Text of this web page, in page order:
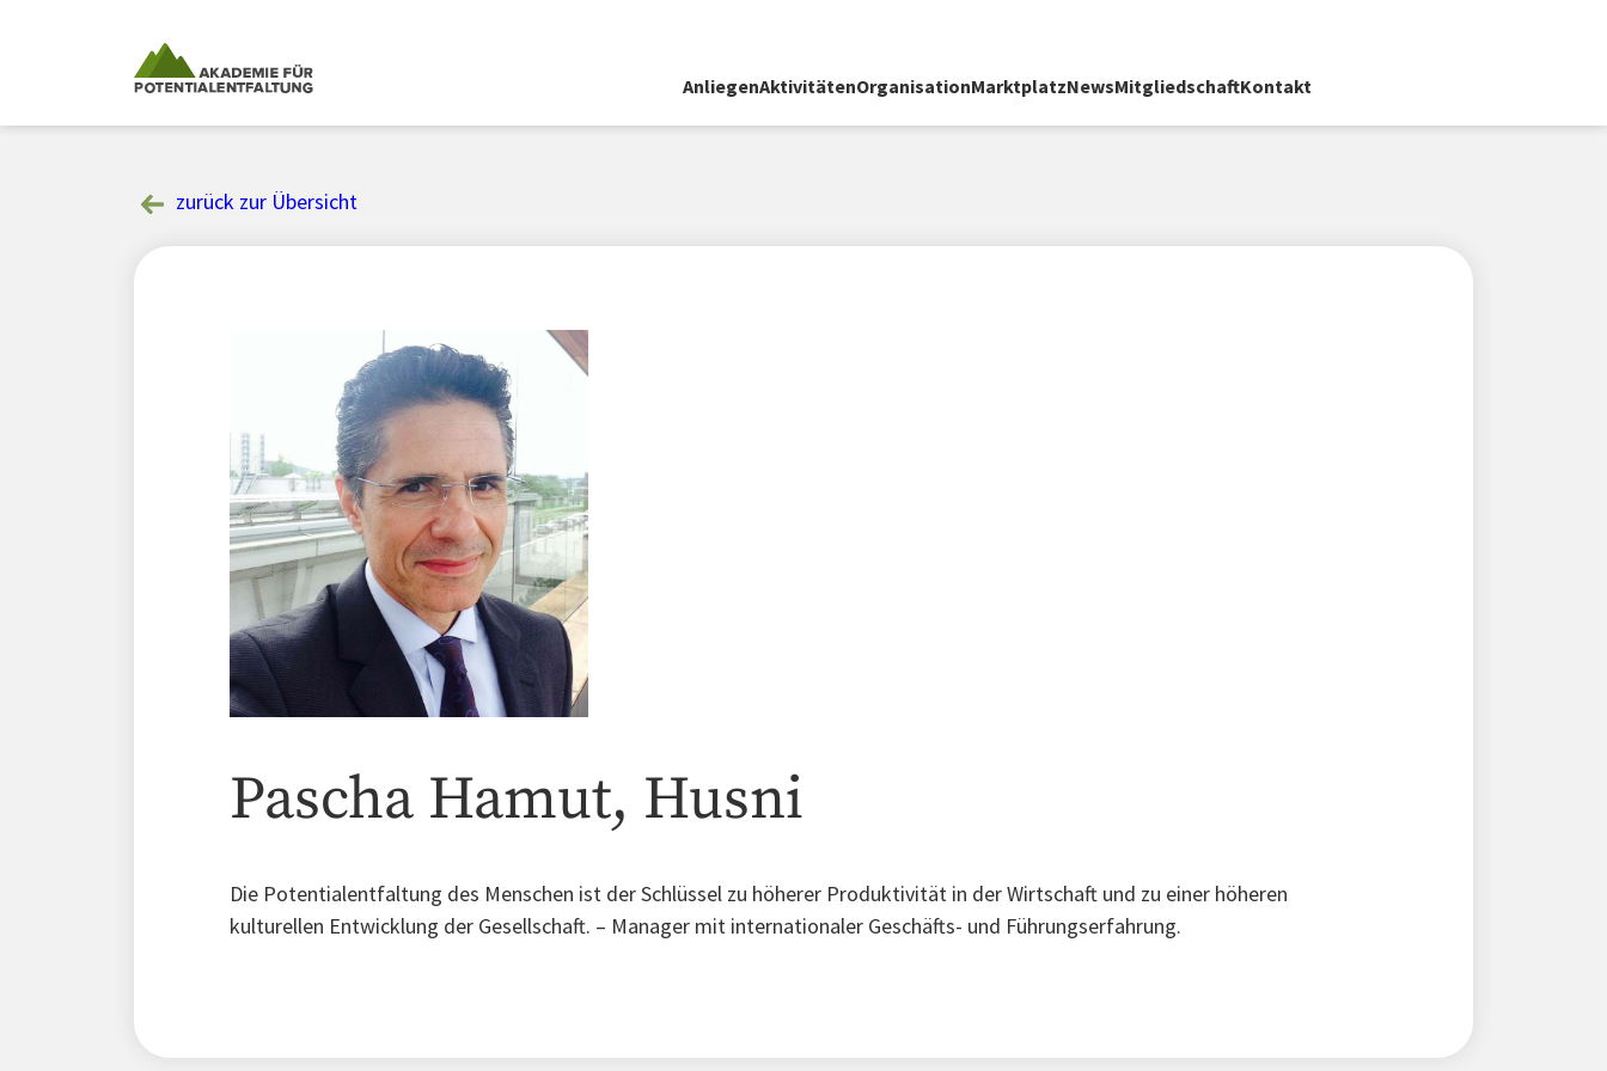
AnliegenAktivitätenOrganisationMarktplatzNewsMitgliedschaftKontakt
zurück zur Übersicht
Pascha Hamut, Husni
Die Potentialentfaltung des Menschen ist der Schlüssel zu höherer Produktivität in der Wirtschaft und zu einer höheren
kulturellen Entwicklung der Gesellschaft. – Manager mit internationaler Geschäfts- und Führungserfahrung.